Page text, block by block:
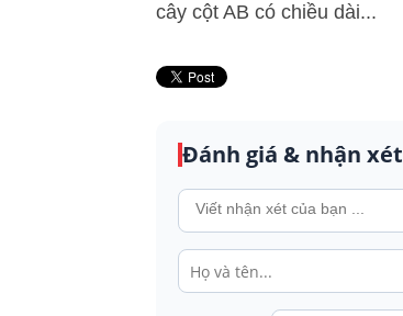
cây cột AB có chiều dài...
Đánh giá & nhận xét